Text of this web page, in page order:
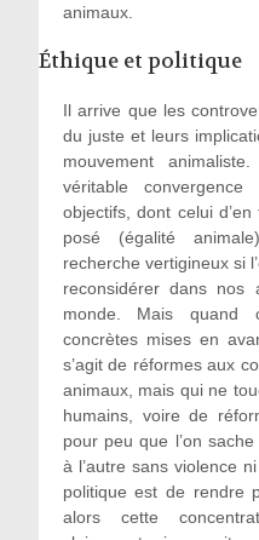
animaux.
Éthique et politique
Il arrive que les
du juste et leurs
mouvement
véritable
objectifs, dont celui
posé (égalité
recherche vertigineux si
reconsidérer dans nos
monde. Mais quand
concrètes mises en
s’agit de réformes aux
animaux, mais qui ne
humains, voire de
pour peu que l’on
à l’autre sans violence
politique est de rendre
alors cette